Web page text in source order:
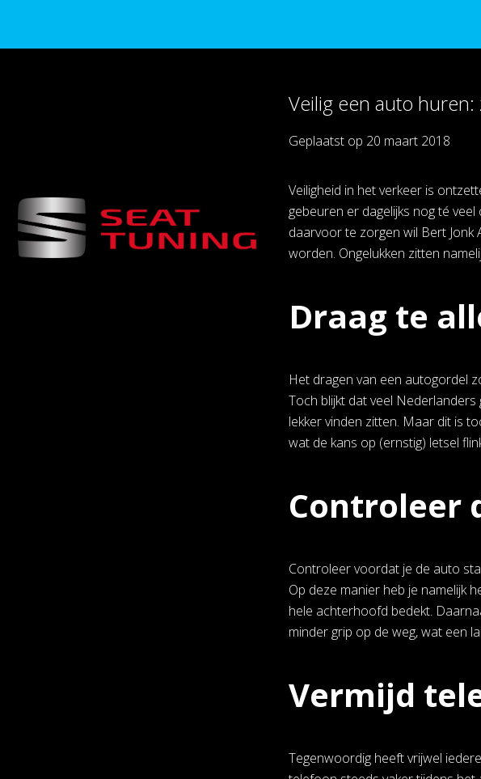
Veilig een auto
Geplaatst op 20 maart 2018
Veiligheid in het verkeer is
gebeuren er dagelijks nog té
daarvoor te zorgen wil Bert Jonk
worden. Ongelukken zitten
Draag te
Het dragen van een autogordel
Toch blijkt dat veel
lekker vinden zitten. Maar dit is
wat de kans op (ernstig) letsel
Controleer
Controleer voordat je de auto
Op deze manier heb je namelijk
hele achterhoofd bedekt.
minder grip op de weg, wat een
Vermijd
Tegenwoordig heeft vrijwel